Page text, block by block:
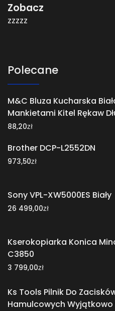
Zobacz
zzzzz
Polecane
M&C Bluza Kucharska
Mankietami Kitel Rękaw
88,20zł
Brother DCP-L2552DN
973,50zł
Sony VPL-XW5000ES Biały
26 499,00zł
Kserokopiarka Konica
C3850
3 799,00zł
Ks Tools Pilnik Do
Hamulcowych Wyjątkowo